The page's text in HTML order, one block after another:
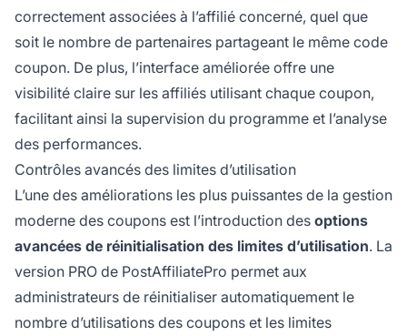
correctement associées à l’affilié concerné, quel que
soit le nombre de partenaires partageant le même code
coupon. De plus, l’interface améliorée offre une
visibilité claire sur les affiliés utilisant chaque coupon,
facilitant ainsi la supervision du programme et l’analyse
des performances.
Contrôles avancés des limites d’utilisation
L’une des améliorations les plus puissantes de la gestion
moderne des coupons est l’introduction des options
avancées de réinitialisation des limites d’utilisation. La
version PRO de PostAffiliatePro permet aux
administrateurs de réinitialiser automatiquement le
nombre d’utilisations des coupons et les limites